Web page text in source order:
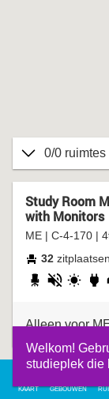
Welkom!
studieplek die
0/0 ruimtes
Study Room
with Monitors
ME | C-4-170 |
32 zitplaatsen
verstelbare
stil
Alleen voor
KAART GEBOUWEN